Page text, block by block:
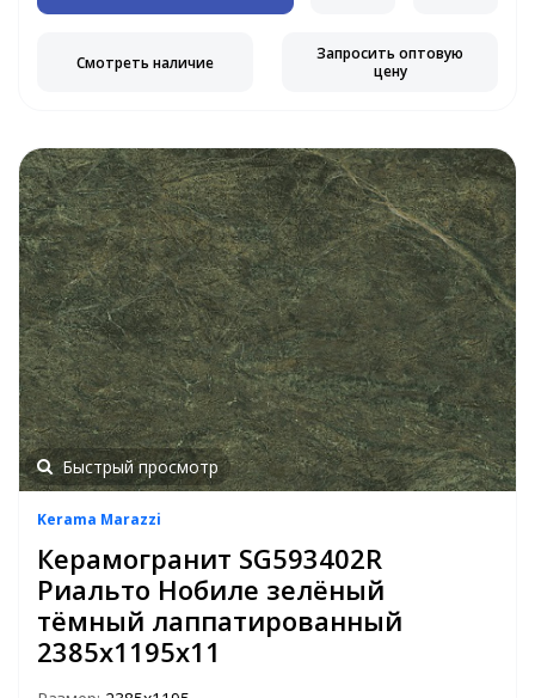
Смотреть наличие
Запросить оптовую
цену
Быстрый просмотр
Kerama Marazzi
Керамогранит SG593402R
Риальто Нобиле зелёный
тёмный лаппатированный
2385х1195х11